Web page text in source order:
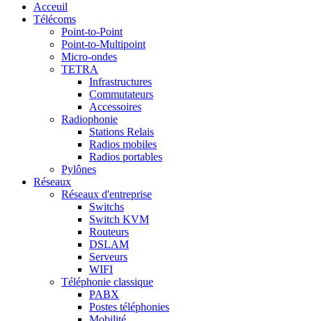
Acceuil
Télécoms
Point-to-Point
Point-to-Multipoint
Micro-ondes
TETRA
Infrastructures
Commutateurs
Accessoires
Radiophonie
Stations Relais
Radios mobiles
Radios portables
Pylônes
Réseaux
Réseaux d'entreprise
Switchs
Switch KVM
Routeurs
DSLAM
Serveurs
WIFI
Téléphonie classique
PABX
Postes téléphonies